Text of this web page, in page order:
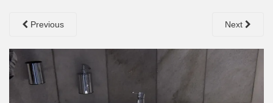
Previous Next